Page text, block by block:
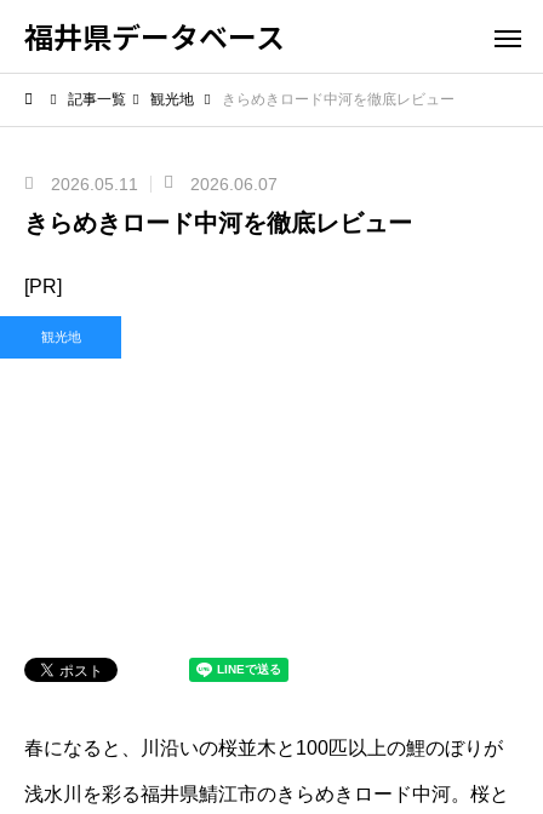
福井県データベース
記事一覧 観光地 きらめきロード中河を徹底レビュー
2026.05.11 2026.06.07
きらめきロード中河を徹底レビュー
[PR]
観光地
春になると、川沿いの桜並木と100匹以上の鯉のぼりが
浅水川を彩る福井県鯖江市のきらめきロード中河。桜と